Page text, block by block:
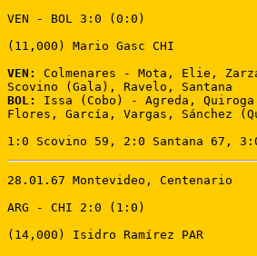
VEN - BOL 3:0 (0:0)
(11,000) Mario Gasc CHI
VEN:
Colmenares - Mota, Elie,
BOL:
Issa (Cobo) - Agreda,
Flores, García, Vargas, Sánchez
1:0 Scovino 59, 2:0 Santana 67,
28.01.67 Montevideo, Centenario
ARG - CHI 2:0 (1:0)
(14,000) Isidro Ramírez PAR